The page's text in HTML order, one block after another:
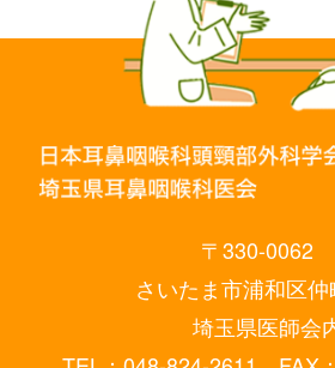
〒330-0062
さいたま市浦和区仲
埼玉県医師会